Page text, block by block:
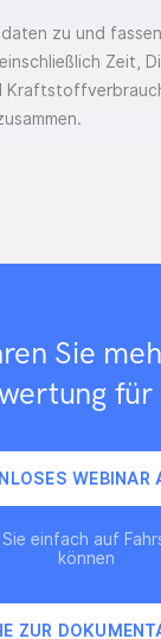
zu und
Zeit,
Sie
WEBINAR
Sie einfach auf
können
ZUR